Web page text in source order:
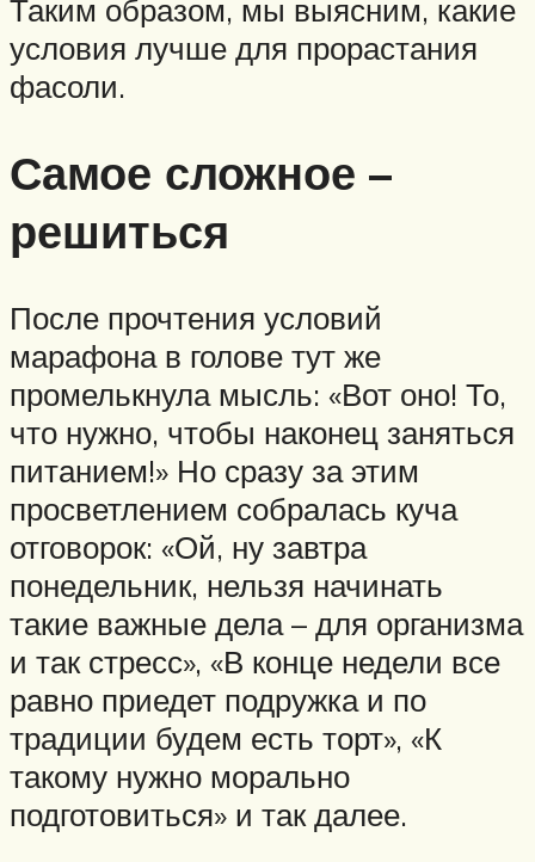
Таким образом, мы выясним, какие
условия лучше для прорастания
фасоли.
Самое сложное –
решиться
После прочтения условий
марафона в голове тут же
промелькнула мысль: «Вот оно! То,
что нужно, чтобы наконец заняться
питанием!» Но сразу за этим
просветлением собралась куча
отговорок: «Ой, ну завтра
понедельник, нельзя начинать
такие важные дела – для организма
и так стресс», «В конце недели все
равно приедет подружка и по
традиции будем есть торт», «К
такому нужно морально
подготовиться» и так далее.